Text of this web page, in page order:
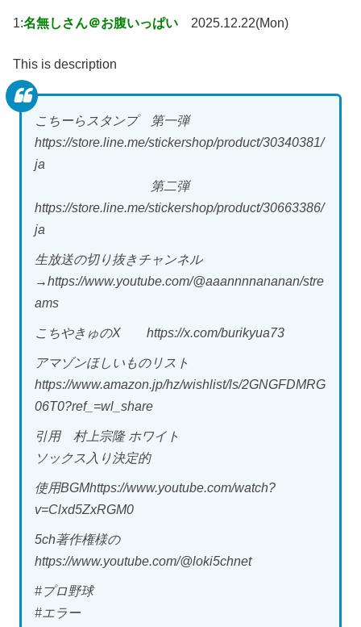
1:名無しさん＠お腹いっぱい 2025.12.22(Mon)
This is description
こちーらスタンプ 第一弾
https://store.line.me/stickershop/product/30340381/
ja
第二弾
https://store.line.me/stickershop/product/30663386/
ja
生放送の切り抜きチャンネル
→https://www.youtube.com/@aaannnnananan/stre
ams
こちやきゅのX https://x.com/burikyua73
アマゾンほしいものリスト
https://www.amazon.jp/hz/wishlist/ls/2GNGFDMRG
06T0?ref_=wl_share
引用 村上宗隆 ホワイト
ソックス入り決定的
使用BGMhttps://www.youtube.com/watch?
v=Clxd5ZxRGM0
5ch著作権様の
https://www.youtube.com/@loki5chnet
#プロ野球
#エラー